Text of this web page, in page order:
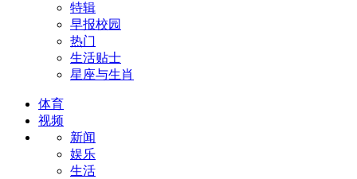
特辑
早报校园
热门
生活贴士
星座与生肖
体育
视频
新闻
娱乐
生活